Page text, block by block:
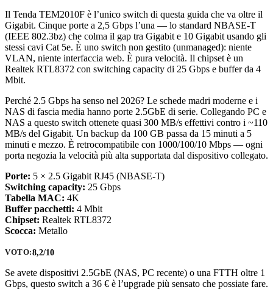
Il Tenda TEM2010F è l’unico switch di questa guida che va oltre il
Gigabit. Cinque porte a 2,5 Gbps l’una — lo standard NBASE-T
(IEEE 802.3bz) che colma il gap tra Gigabit e 10 Gigabit usando gli
stessi cavi Cat 5e. È uno switch non gestito (unmanaged): niente
VLAN, niente interfaccia web. È pura velocità. Il chipset è un
Realtek RTL8372 con switching capacity di 25 Gbps e buffer da 4
Mbit.
Perché 2.5 Gbps ha senso nel 2026? Le schede madri moderne e i
NAS di fascia media hanno porte 2.5GbE di serie. Collegando PC e
NAS a questo switch ottenete quasi 300 MB/s effettivi contro i ~110
MB/s del Gigabit. Un backup da 100 GB passa da 15 minuti a 5
minuti e mezzo. È retrocompatibile con 1000/100/10 Mbps — ogni
porta negozia la velocità più alta supportata dal dispositivo collegato.
Porte: 5 × 2.5 Gigabit RJ45 (NBASE-T)
Switching capacity: 25 Gbps
Tabella MAC: 4K
Buffer pacchetti: 4 Mbit
Chipset: Realtek RTL8372
Scocca: Metallo
VOTO:8,2/10
Se avete dispositivi 2.5GbE (NAS, PC recente) o una FTTH oltre 1
Gbps, questo switch a 36 € è l’upgrade più sensato che possiate fare.